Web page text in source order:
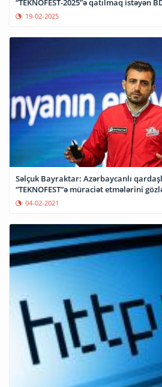
“TEKNOFEST-2025”ə qatılmaq istəyən
19-02-2025
Səlçuk Bayraktar: Azərbaycanlı
“TEKNOFEST”ə müraciət etmələrini
04-02-2021